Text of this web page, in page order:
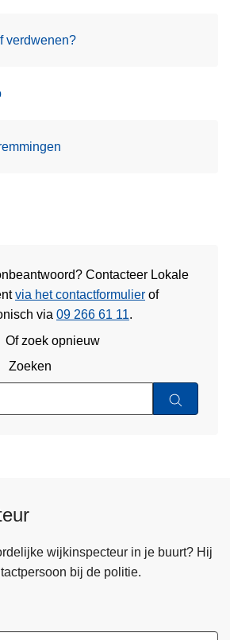
verdwenen?
Contacteer Lokale
via het contactformulier of
via 09 266 61 11.
Of zoek opnieuw
Zoeken
wijkinspecteur in je buurt? Hij
bij de politie.